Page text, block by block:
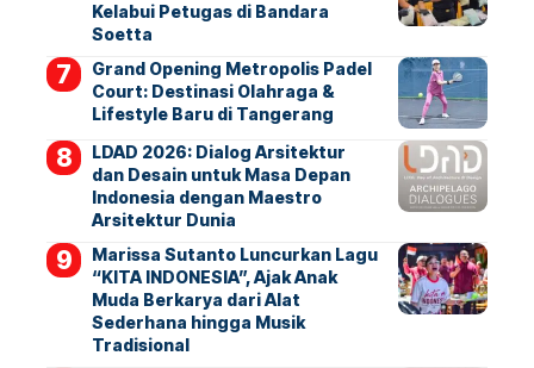
Kelabui Petugas di Bandara
Soetta
Grand Opening Metropolis Padel
Court: Destinasi Olahraga &
Lifestyle Baru di Tangerang
LDAD 2026: Dialog Arsitektur
dan Desain untuk Masa Depan
Indonesia dengan Maestro
Arsitektur Dunia
Marissa Sutanto Luncurkan Lagu
“KITA INDONESIA”, Ajak Anak
Muda Berkarya dari Alat
Sederhana hingga Musik
Tradisional